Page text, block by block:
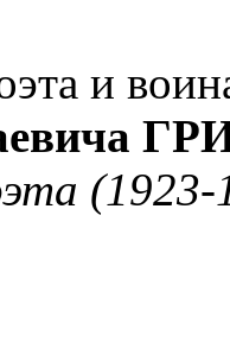
и
(1923-